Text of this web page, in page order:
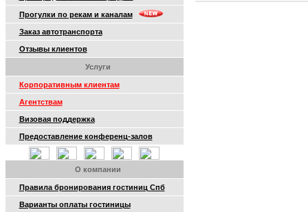
Прогулки по рекам и каналам
Заказ автотранспорта
Отзывы клиентов
Услуги
Корпоративным клиентам
Агентствам
Визовая поддержка
Предоставление конференц-залов
О компании
Правила бронирования гостиниц Спб
Варианты оплаты гостиницы